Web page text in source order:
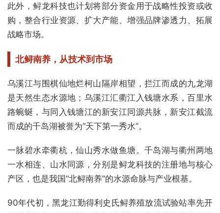
此外，鲟龙科技也计划将部分资金用于战略性投资或收
购，整合行业资源、扩大产能、增强品牌渗透力、拓展
战略市场。
北鲟南养 ，从技术到市场
乌溪江与围棋仙地烂柯山隔岸相望，拦江而成的九龙湖
是天然生态水源地；乌溪江汇衢江入钱塘水系，百里水
路蜿蜒，与同入钱塘江的新安江同源共脉，新安江截流
而成的千岛湖被誉为“天下第一秀水”。
一脉碧水牵衢杭，仙山秀水做鱼塘。千岛湖与衢州两地
一水相连、山水同源，分别是鲟龙科技的注册地与核心
产区，也是我国“北鲟南养”的水源命脉与产业根基。
90年代初，黑龙江勤得利史氏鲟养殖放流试验站率先开